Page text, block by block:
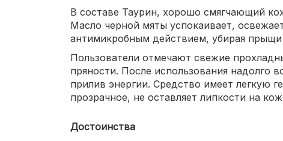
В составе Таурин, хорошо смягчающий
Масло черной мяты успокаивает,
антимикробным действием, убирая
Пользователи отмечают свежие
пряности. После использования надолго
прилив энергии. Средство имеет легкую
прозрачное, не оставляет липкости на
Достоинства